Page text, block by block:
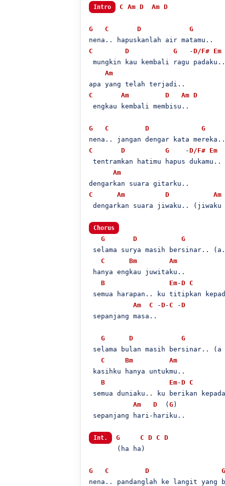
Intro C Am D Am D
G C D
G
C
D G
   -
D/F# Em
mungkin kau kembali ragu padaku..
Am
C
Am D Am D
engkau kembali membisu..
G C D
G
C
D G
    -
D/F# Em
tentramkan hatimu hapus dukamu..
Am
C
Am D Am
dengarkan suara jiwaku..
Chorus
G D
G
selama surya masih bersinar..
C
Bm
Am
hanya engkau juwitaku..
B
Em-D C
semua harapan.. ku titipkan
Am
C -D- C -D
sepanjang masa..
G D
G
selama bulan masih bersinar..
C
Bm
Am
kasihku hanya untukmu..
B
Em-D C
semua duniaku.. ku berikan
Am
D
  (
G)
sepanjang hari-hariku..
Int. G C D C D
       (ha ha)
G C D
G
nena.. pandanglah ke langit yang